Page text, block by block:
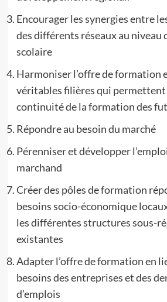
Encourager les synergies entre
des différents réseaux au niveau
scolaire
Harmoniser l’offre de formation
véritables filières qui permettent
continuité de la formation des
Répondre au besoin du marché
Pérenniser et développer l’emploi
marchand
Créer des pôles de formation
besoins socio-économique
les différentes structures sous-
existantes
Adapter l’offre de formation en
besoins des entreprises et des
d’emplois